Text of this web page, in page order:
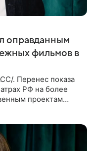
оправданным
фильмов в
. Перенес показа
РФ на более
проектам